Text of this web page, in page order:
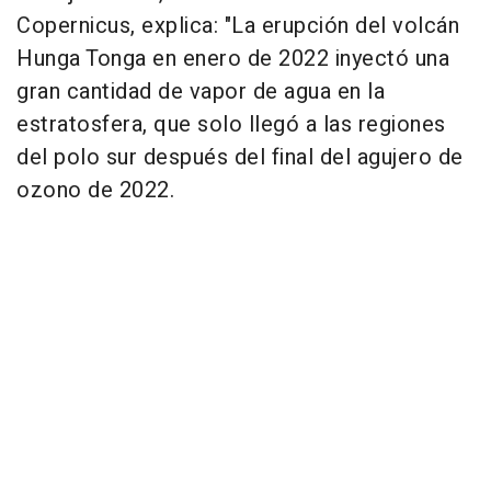
Copernicus, explica: "La erupción del volcán
Hunga Tonga en enero de 2022 inyectó una
gran cantidad de vapor de agua en la
estratosfera, que solo llegó a las regiones
del polo sur después del final del agujero de
ozono de 2022.